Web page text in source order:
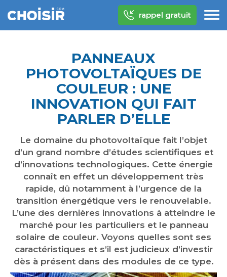
rappel gratuit
PANNEAUX
PHOTOVOLTAÏQUES DE
COULEUR : UNE
INNOVATION QUI FAIT
PARLER D’ELLE
Le domaine du photovoltaïque fait l’objet
d’un grand nombre d’études scientifiques et
d’innovations technologiques. Cette énergie
connaît en effet un développement très
rapide, dû notamment à l’urgence de la
transition énergétique vers le renouvelable.
L’une des dernières innovations à atteindre le
marché pour les particuliers et le panneau
solaire de couleur. Voyons quelles sont ses
caractéristiques et s’il est judicieux d’investir
dès à présent dans des modules de ce type.